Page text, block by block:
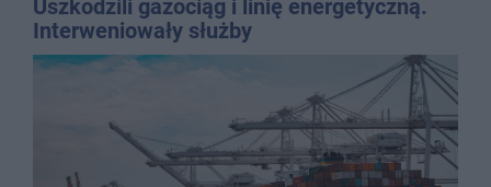
Uszkodzili gazociąg i linię energetyczną.
Interweniowały służby